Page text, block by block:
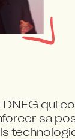
qui
sa